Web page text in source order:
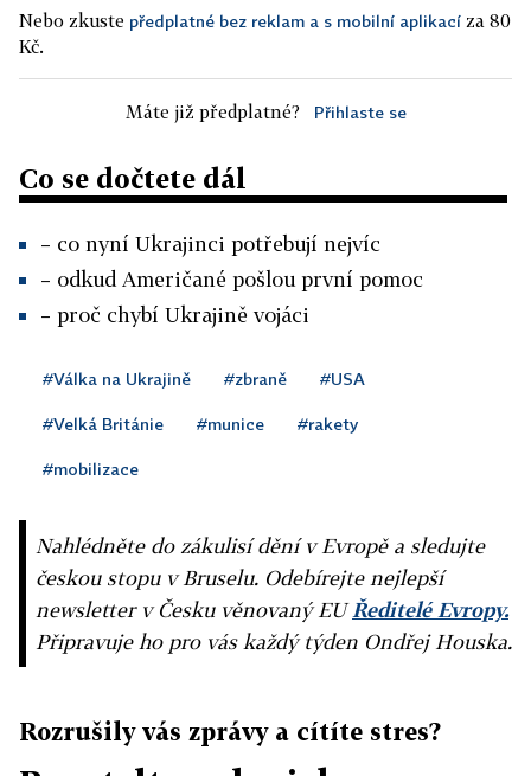
Nebo zkuste předplatné bez reklam a s mobilní aplikací za 80
Kč.
Máte již předplatné? Přihlaste se
Co se dočtete dál
– co nyní Ukrajinci potřebují nejvíc
– odkud Američané pošlou první pomoc
– proč chybí Ukrajině vojáci
#Válka na Ukrajině #zbraně #USA
#Velká Británie #munice #rakety
#mobilizace
Nahlédněte do zákulisí dění v Evropě a sledujte
českou stopu v Bruselu. Odebírejte nejlepší
newsletter v Česku věnovaný EUŘeditelé Evropy.
Připravuje ho pro vás každý týden Ondřej Houska.
Rozrušily vás zprávy a cítíte stres?